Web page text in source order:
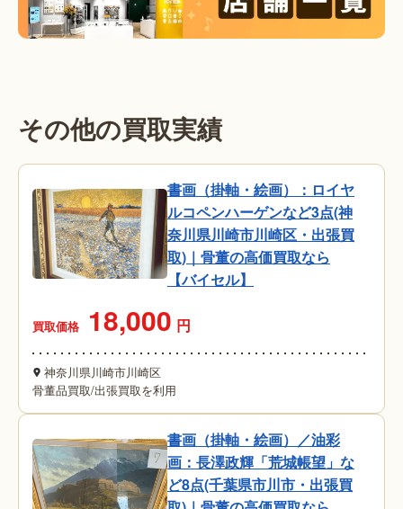
その他の買取実績
書画（掛軸・絵画）：ロイヤ
ルコペンハーゲンなど3点(神
奈川県川崎市川崎区・出張買
取)｜骨董の高価買取なら
【バイセル】
買取価格 18,000 円
神奈川県川崎市川崎区
骨董品買取/出張買取を利用
書画（掛軸・絵画）／油彩
画：長澤政輝「荒城帳望」な
ど8点(千葉県市川市・出張買